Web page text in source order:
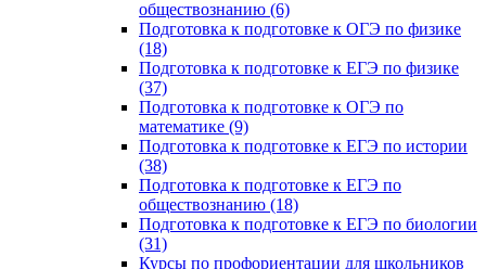
обществознанию (6)
Подготовка к подготовке к ОГЭ по физике
(18)
Подготовка к подготовке к ЕГЭ по физике
(37)
Подготовка к подготовке к ОГЭ по
математике (9)
Подготовка к подготовке к ЕГЭ по истории
(38)
Подготовка к подготовке к ЕГЭ по
обществознанию (18)
Подготовка к подготовке к ЕГЭ по биологии
(31)
Курсы по профориентации для школьников